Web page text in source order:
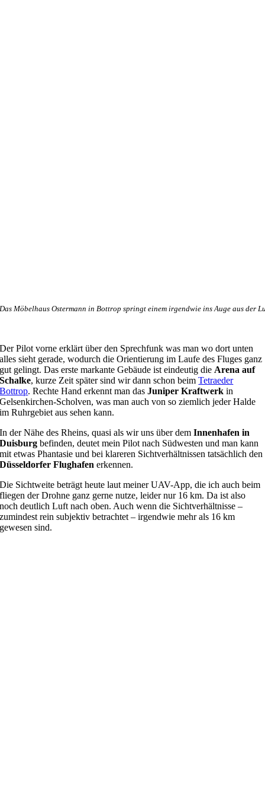
Das Möbelhaus Ostermann in Bottrop springt einem irgendwie ins Auge aus der
Der Pilot vorne erklärt über den Sprechfunk was man wo dort unten
alles sieht gerade, wodurch die Orientierung im Laufe des Fluges ganz
gut gelingt. Das erste markante Gebäude ist eindeutig die Arena auf
Schalke, kurze Zeit später sind wir dann schon beimTetraeder
Bottrop. Rechte Hand erkennt man dasJuniper Kraftwerk in
Gelsenkirchen-Scholven, was man auch von so ziemlich jeder Halde
im Ruhrgebiet aus sehen kann.
In der Nähe des Rheins, quasi als wir uns über demInnenhafen in
Duisburg befinden, deutet mein Pilot nach Südwesten und man kann
mit etwas Phantasie und bei klareren Sichtverhältnissen tatsächlich den
Düsseldorfer Flughafen erkennen.
Die Sichtweite beträgt heute laut meiner UAV-App, die ich auch beim
fliegen der Drohne ganz gerne nutze, leider nur 16 km. Da ist also
noch deutlich Luft nach oben. Auch wenn die Sichtverhältnisse –
zumindest rein subjektiv betrachtet – irgendwie mehr als 16 km
gewesen sind.